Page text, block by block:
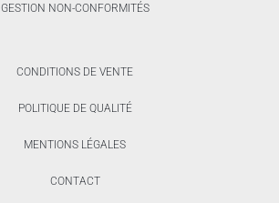
GESTION NON-CONFORMITÉS
CONDITIONS DE VENTE
POLITIQUE DE QUALITÉ
MENTIONS LÉGALES
CONTACT